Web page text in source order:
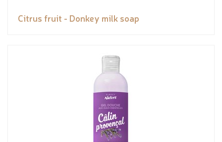
Citrus fruit - Donkey milk soap